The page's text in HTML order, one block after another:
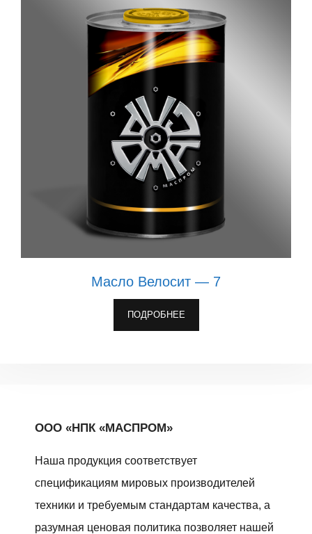
Масло Велосит — 7
ПОДРОБНЕЕ
ООО «НПК «МАСПРОМ»
Наша продукция соответствует
спецификациям мировых производителей
техники и требуемым стандартам качества, а
разумная ценовая политика позволяет нашей